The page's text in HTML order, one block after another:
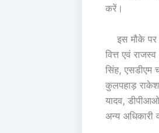
करें।
इस मौके पर
वित्त एवं
सिंह, एसडीएम
कुलपहाड़
यादव,
अन्य अधिकारी